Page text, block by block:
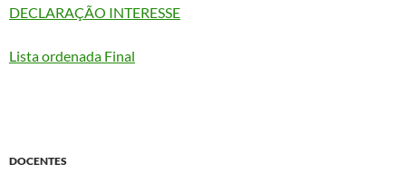
DECLARAÇÃO INTERESSE
Lista ordenada Final
DOCENTES